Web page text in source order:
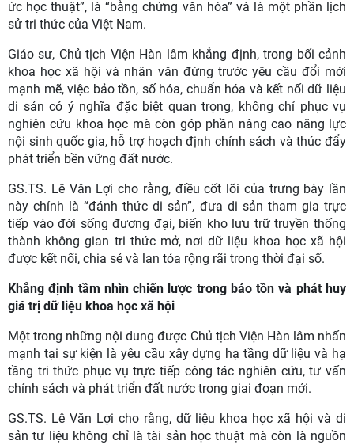
ức học thuật”, là “bằng chứng văn hóa” và là một phần lịch
sử tri thức của Việt Nam.
Giáo sư, Chủ tịch Viện Hàn lâm khẳng định, trong bối cảnh
khoa học xã hội và nhân văn đứng trước yêu cầu đổi mới
mạnh mẽ, việc bảo tồn, số hóa, chuẩn hóa và kết nối dữ liệu
di sản có ý nghĩa đặc biệt quan trọng, không chỉ phục vụ
nghiên cứu khoa học mà còn góp phần nâng cao năng lực
nội sinh quốc gia, hỗ trợ hoạch định chính sách và thúc đẩy
phát triển bền vững đất nước.
GS.TS. Lê Văn Lợi cho rằng, điều cốt lõi của trưng bày lần
này chính là “đánh thức di sản”, đưa di sản tham gia trực
tiếp vào đời sống đương đại, biến kho lưu trữ truyền thống
thành không gian tri thức mở, nơi dữ liệu khoa học xã hội
được kết nối, chia sẻ và lan tỏa rộng rãi trong thời đại số.
Khẳng định tầm nhìn chiến lược trong bảo tồn và phát huy
giá trị dữ liệu khoa học xã hội
Một trong những nội dung được Chủ tịch Viện Hàn lâm nhấn
mạnh tại sự kiện là yêu cầu xây dựng hạ tầng dữ liệu và hạ
tầng tri thức phục vụ trực tiếp công tác nghiên cứu, tư vấn
chính sách và phát triển đất nước trong giai đoạn mới.
GS.TS. Lê Văn Lợi cho rằng, dữ liệu khoa học xã hội và di
sản tư liệu không chỉ là tài sản học thuật mà còn là nguồn